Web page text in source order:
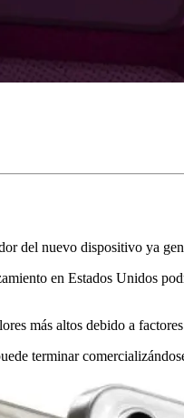
del nuevo dispositivo ya
en Estados Unidos
más altos debido a
terminar